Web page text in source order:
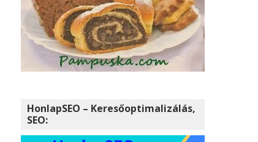
HonlapSEO – Keresőoptimalizálás,
SEO: